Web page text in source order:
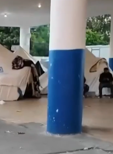
02:21
تقارير الشرق
يواجه لبنان ضغوطا إنسانية
للمتضررين. وتكافح مراكز
الدولي وارتفاع
تقارير الشرق إسرائيل